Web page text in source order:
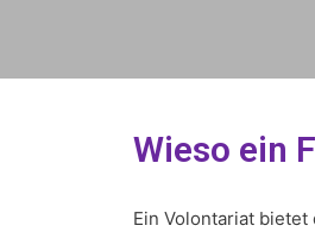
Wieso ein
Ein Volontariat